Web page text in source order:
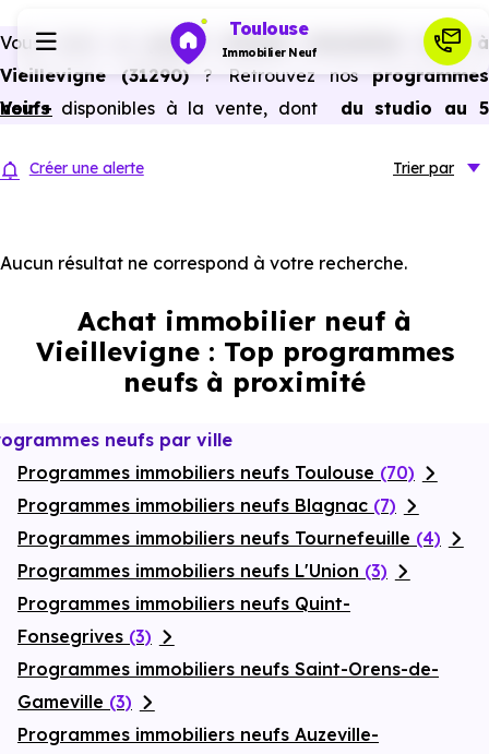
Toulouse
Immobilier Neuf
Investir
Actualités
Financer
Vous avez un
projet d’achat immobilier neuf à
Vieillevigne (31290) ? Retrouvez nos programmes
neufsdisponibles à la vente, dont
du studio au 5
d’agence.
à Vieillevigne (31290), vous pouvez aussi bénéficier des
frais de notaire réduits, bonnes performances
énergétiques, garanties constructeur, etc.
Voir +
Créer une alerte Trier par
Aucun résultat ne correspond à votre recherche.
Achat immobilier neuf à
Vieillevigne : Top programmes
neufs à proximité
neufs par ville
Programmes immobiliers neufs Toulouse (70)
Programmes immobiliers neufs Blagnac (7)
Programmes immobiliers neufs Tournefeuille (4)
Programmes immobiliers neufs L'Union (3)
Programmes immobiliers neufs Quint-
Fonsegrives (3)
Programmes immobiliers neufs Saint-Orens-de-
Gameville (3)
Programmes immobiliers neufs Auzeville-